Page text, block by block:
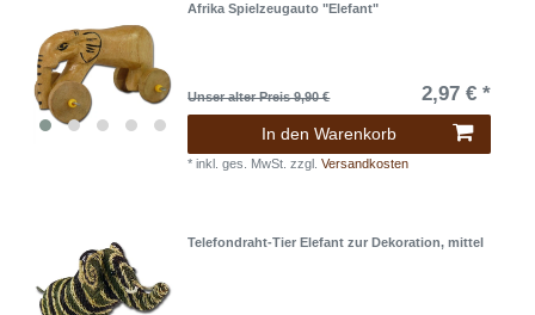
Afrika Spielzeugauto "Elefant"
Unser alter Preis 9,90 € 2,97 € *
In den Warenkorb
*inkl. ges. MwSt. zzgl.Versandkosten
Telefondraht-Tier Elefant zur Dekoration, mittel